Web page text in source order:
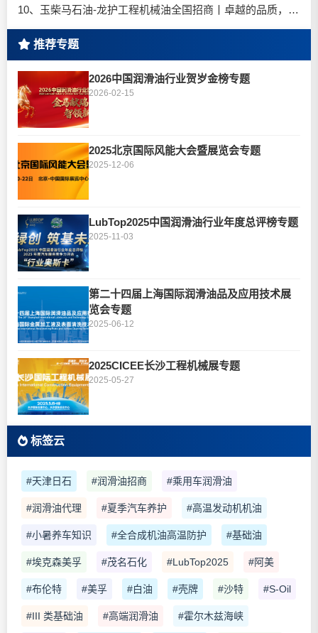
10、玉柴马石油-龙护工程机械油全国招商丨卓越的品质，专业的品牌！
推荐专题
2026中国润滑油行业贺岁金榜专题
2026-02-15
2025北京国际风能大会暨展览会专题
2025-12-06
LubTop2025中国润滑油行业年度总评榜专题
2025-11-03
第二十四届上海国际润滑油品及应用技术展
览会专题
2025-06-12
2025CICEE长沙工程机械展专题
2025-05-27
标签云
#天津日石 #润滑油招商 #乘用车润滑油
#润滑油代理 #夏季汽车养护 #高温发动机机油
#小暑养车知识 #全合成机油高温防护 #基础油
#埃克森美孚 #茂名石化 #LubTop2025 #阿美
#布伦特 #美孚 #白油 #壳牌 #沙特 #S-Oil
#III 类基础油 #高端润滑油 #霍尔木兹海峡